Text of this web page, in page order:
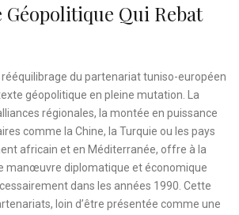
Qui Rebat
du partenariat tuniso-européen
géopolitique en pleine mutation. La
régionales, la montée en puissance
comme la Chine, la Turquie ou les pays
africain et en Méditerranée, offre à la
manœuvre diplomatique et économique
dans les années 1990. Cette
loin d’être présentée comme une